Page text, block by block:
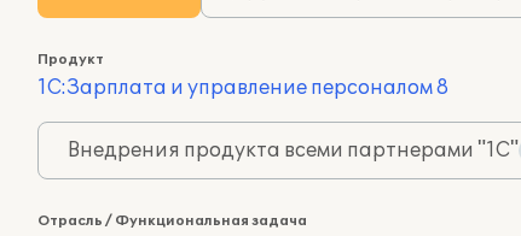
Продукт
1С:Зарплата и управление персоналом 8
Внедрения продукта всеми партнерами "1С"
Отрасль / Функциональная задача